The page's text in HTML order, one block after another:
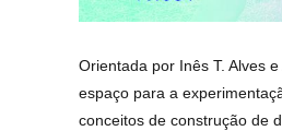
Orientada por Inês T. Alves
espaço para a
conceitos de construção de